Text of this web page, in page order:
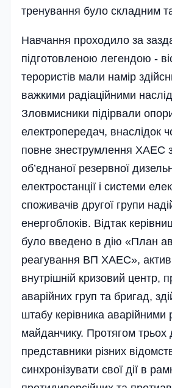
тренування було складним
Навчання проходило за
підготовленою легендою -
терористів мали намір
важкими радіаці­йними
Зловмисники підірвали опори
електропередач, внаслідок
повне знеструмлення ХАЕС
об’є­днаної резервної
електростанції і системи
споживачів другої групи
енергоблоків. Відтак
було введено в дію «План
реагування ВП ХАЕС»,
внутрішній кризовий центр,
аварійних груп та бригад,
штабу керівника аварійними
майданчику. Протягом трьох
представники різних
синхронізувати свої дії в